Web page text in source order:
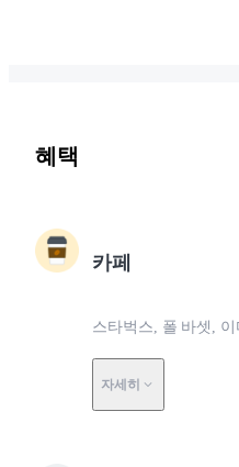
혜택
카페
스타벅스, 폴 바셋,
자세히